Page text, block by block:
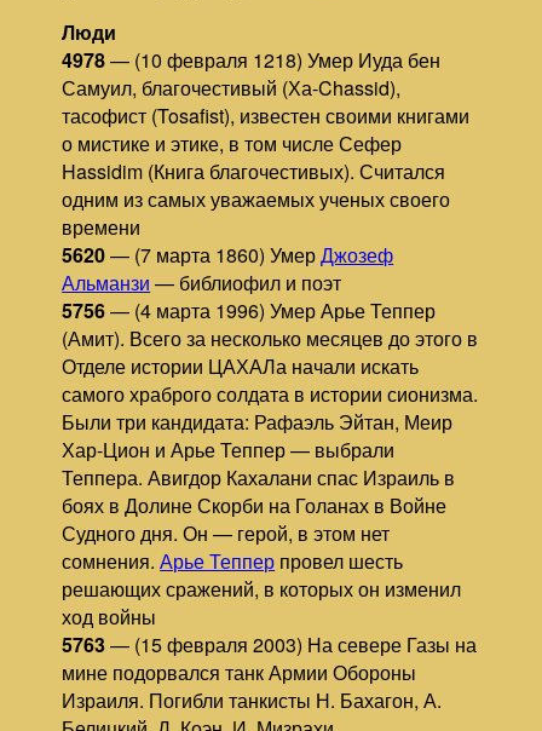
Люди
4978— (10 февраля 1218) Умер Иуда бен
Самуил, благочестивый (Ха-Chassid),
тасофист (Tosafist), известен своими книгами
о мистике и этике, в том числе Сефер
Hassidim (Книга благочестивых). Считался
одним из самых уважаемых ученых своего
времени
5620— (7 марта 1860) УмерДжозеф
Альманзи — библиофил и поэт
5756— (4 марта 1996) Умер Арье Теппер
(Амит). Всего за несколько месяцев до этого в
Отделе истории ЦАХАЛа начали искать
самого храброго солдата в истории сионизма.
Были три кандидата: Рафаэль Эйтан, Меир
Хар-Цион и Арье Теппер — выбрали
Теппера. Авигдор Кахалани спас Израиль в
боях в Долине Скорби на Голанах в Войне
Судного дня. Он — герой, в этом нет
сомнения.Арье Теппер провел шесть
решающих сражений, в которых он изменил
ход войны
5763— (15 февраля 2003) На севере Газы на
мине подорвался танк Армии Обороны
Израиля. Погибли танкисты Н. Бахагон, А.